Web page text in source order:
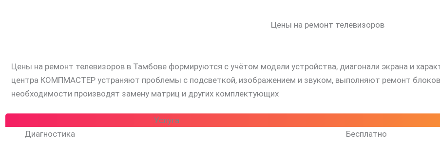
Цены на ремонт телевизоров
Цены на ремонт телевизоров в Тамбове формируются с учётом модели устройства, диагонали экрана и
центра КОМПМАСТЕР устраняют проблемы с подсветкой, изображением и звуком, выполняют ремонт блоков
необходимости производят замену матриц и других комплектующих
Услуга
Диагностика
Бесплатно